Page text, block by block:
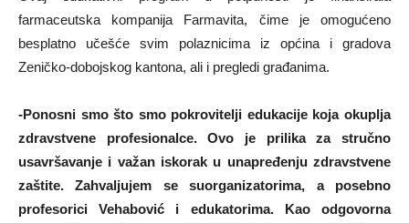
farmaceutska kompanija Farmavita, čime je omogućeno
besplatno učešće svim polaznicima iz općina i gradova
Zeničko-dobojskog kantona, ali i pregledi građanima.
-Ponosni smo što smo pokrovitelji edukacije koja okuplja
zdravstvene profesionalce. Ovo je prilika za stručno
usavršavanje i važan iskorak u unapređenju zdravstvene
zaštite. Zahvaljujem se suorganizatorima, a posebno
profesorici Vehabović i edukatorima. Kao odgovorna